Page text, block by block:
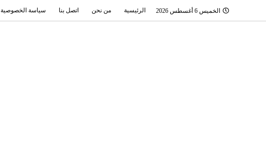
الخميس 6 أغسطس 2026 الرئيسية من نحن اتصل بنا سياسة الخصوصية